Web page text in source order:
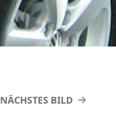
NÄCHSTES BILD